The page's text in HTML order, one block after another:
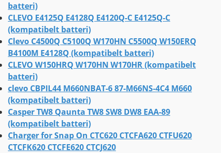
batteri)
CLEVO E4125Q E4128Q E4120Q-C E4125Q-C
(kompatibelt batteri)
Clevo C4500Q C5100Q W170HN C5500Q W150ERQ
B4100M E4128Q (kompatibelt batteri)
CLEVO W150HRQ W170HN W170HR (kompatibelt
batteri)
clevo CBPIL44 M660NBAT-6 87-M66NS-4C4 M660
(kompatibelt batteri)
Casper TW8 Qaunta TW8 SW8 DW8 EAA-89
(kompatibelt batteri)
Charger for Snap On CTC620 CTCFA620 CTFU620
CTCFK620 CTCFE620 CTCJ620